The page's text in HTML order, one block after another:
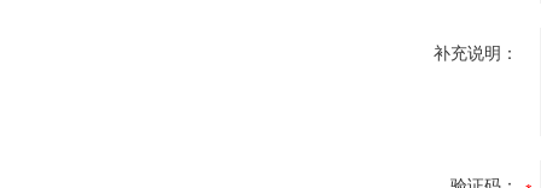
补充说明：